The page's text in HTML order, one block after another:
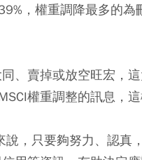
，權重調降最多的為
、賣掉或放空旺宏，
權重調整的訊息，
，只要夠努力、認真